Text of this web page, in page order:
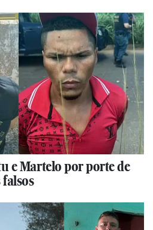
e Martelo por porte de